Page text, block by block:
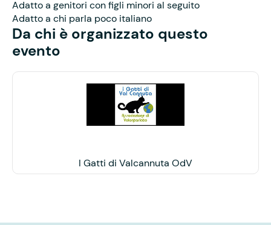
Adatto a genitori con figli minori al seguito
Adatto a chi parla poco italiano
Da chi è organizzato questo
evento
I Gatti di Valcannuta OdV